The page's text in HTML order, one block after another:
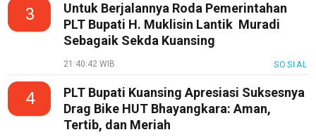
3
Untuk Berjalannya Roda Pemerintahan
PLT Bupati H. Muklisin Lantik Muradi
Sebagaik Sekda Kuansing
21:40:42 WIB SOSIAL
4
PLT Bupati Kuansing Apresiasi Suksesnya
Drag Bike HUT Bhayangkara: Aman,
Tertib, dan Meriah